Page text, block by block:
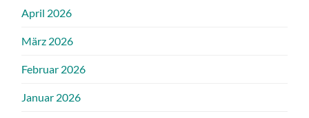
April 2026
März 2026
Februar 2026
Januar 2026